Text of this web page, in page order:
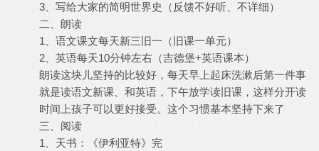
3、写给大家的简明世界史（反馈不好听、不详细）
二、朗读
1、语文课文每天新三旧一（旧课一单元）
2、英语每天10分钟左右（吉德堡+英语课本）
朗读这块儿坚持的比较好，每天早上起床洗漱后第一件事
就是读语文新课、和英语，下午放学读旧课，这样分开读
时间上孩子可以更好接受。这个习惯基本坚持下来了
三、阅读
1、天书：《伊利亚特》完